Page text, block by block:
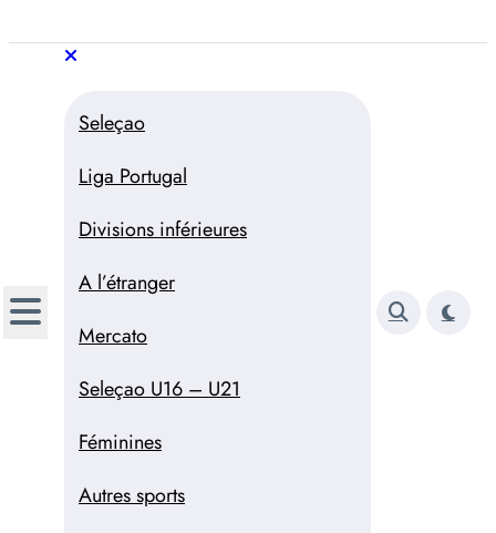
au
Trivela
L'actualité du football portugais
Seleçao
Liga Portugal
Divisions inférieures
A l’étranger
Mercato
Seleçao U16 – U21
Féminines
Autres sports